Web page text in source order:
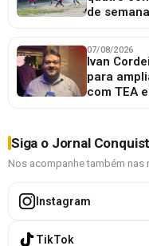
de
07/08/2026
Ivan
para
com TEA
Siga o Jornal
Nos acompanhe também nas
Instagram
TikTok